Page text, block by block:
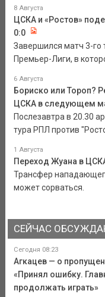
8 Августа
ЦСКА и «Ростов»
0:0
Завершился матч 3-го
Премьер-Лиги, в
6 Августа
Бориско или Тороп?
ЦСКА в следующем
Послезавтра в 20.30
тура РПЛ против
1 Августа
Переход Жуана в
Трансфер
может сорваться.
СЕЙЧАС
Сегодня 08:23
Агкацев — о
«Принял ошибку.
продолжать играть»